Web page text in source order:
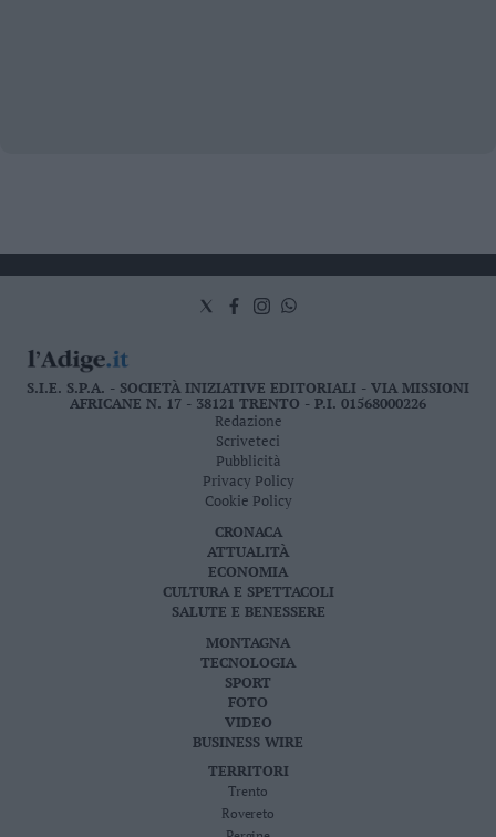
S.I.E. S.P.A. - SOCIETÀ INIZIATIVE EDITORIALI - VIA MISSIONI
AFRICANE N. 17 - 38121 TRENTO - P.I. 01568000226
Redazione
Scriveteci
Pubblicità
Privacy Policy
Cookie Policy
CRONACA
ATTUALITÀ
ECONOMIA
CULTURA E SPETTACOLI
SALUTE E BENESSERE
MONTAGNA
TECNOLOGIA
SPORT
FOTO
VIDEO
BUSINESS WIRE
TERRITORI
Trento
Rovereto